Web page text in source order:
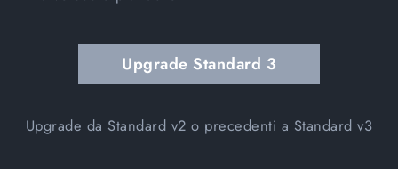
Upgrade Standard 3
Upgrade da Standard v2 o precedenti a Standard v3